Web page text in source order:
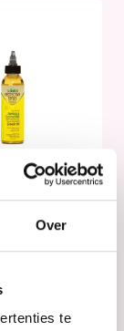
Over
te
Gro
Milk